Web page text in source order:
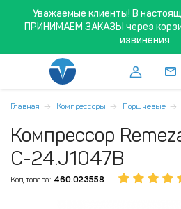
Уважаемые клиенты! В
ПРИНИМАЕМ ЗАКАЗЫ через
извинения.
Главная Компрессоры Поршневые
Компрессор
С-24.J1047B
Код товара: 460.023558